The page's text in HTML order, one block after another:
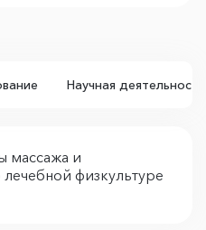
Научная деятельность
массажа и
физкультуре